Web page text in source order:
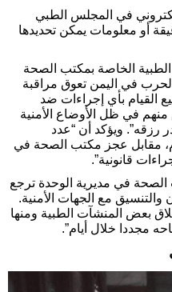
في المجلس الطبي
أرقام دقيقة أو معلومات يمكن تحديدها
الخاصة بمكتب الصحة
في اليمن تعوق مراقبة
القيام بأي إجراءات ضد
منهم في ظل الأوضاع الأمنية
رزقه”. ويؤكد أن “عدد
يوم، مقابل عجز مكتب الصحة في
قانونية”.
الصحة في مديرية الوحدة ترجع
والتنسيق مع الجهات الأمنية.
بعض المنشآت الطبية ومنها
مجددا خلال أيام”.